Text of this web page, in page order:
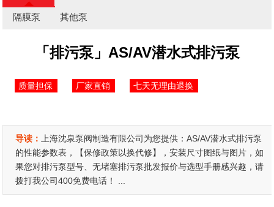
隔膜泵 其他泵
「排污泵」AS/AV潜水式排污泵
质量担保 厂家直销 七天无理由退换
导读：
上海沈泉泵阀制造有限公司为您提供：AS/AV潜水式排污泵
的性能参数表，【保修政策以换代修】，安装尺寸图纸与图片，如
果您对排污泵型号、无堵塞排污泵批发报价与选型手册感兴趣，请
拨打我公司400免费电话！ ...